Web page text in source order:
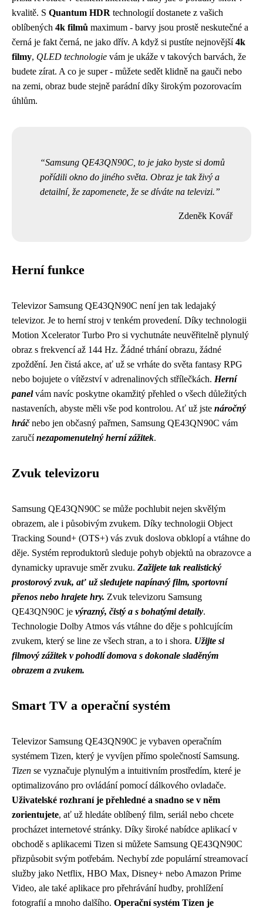
kvalitě. S Quantum HDR technologií dostanete z vašich
oblíbených 4k filmů maximum - barvy jsou prostě neskutečné a
černá je fakt černá, ne jako dřív. A když si pustíte nejnovější4k
filmy, QLED technologie vám je ukáže v takových barvách, že
budete zírat. A co je super - můžete sedět klidně na gauči nebo
na zemi, obraz bude stejně parádní díky širokým pozorovacím
úhlům.
Samsung QE43QN90C, to je jako byste si domů
pořídili okno do jiného světa. Obraz je tak živý a
detailní, že zapomenete, že se díváte na televizi.
Zdeněk Kovář
Herní funkce
Televizor Samsung QE43QN90C není jen tak ledajaký
televizor. Je to herní stroj v tenkém provedení. Díky technologii
Motion Xcelerator Turbo Pro si vychutnáte neuvěřitelně plynulý
obraz s frekvencí až 144 Hz. Žádné trhání obrazu, žádné
zpoždění. Jen čistá akce, ať už se vrháte do světa fantasy RPG
nebo bojujete o vítězství v adrenalinových střílečkách. Herní
panelvám navíc poskytne okamžitý přehled o všech důležitých
nastaveních, abyste měli vše pod kontrolou. Ať už jste náročný
hráčnebo jen občasný pařmen, Samsung QE43QN90C vám
zaručínezapomenutelný herní zážitek.
Zvuk televizoru
Samsung QE43QN90C se může pochlubit nejen skvělým
obrazem, ale i působivým zvukem. Díky technologii Object
Tracking Sound+ (OTS+) vás zvuk doslova obklopí a vtáhne do
děje. Systém reproduktorů sleduje pohyb objektů na obrazovce a
dynamicky upravuje směr zvuku. Zažijete tak realistický
prostorový zvuk, ať už sledujete napínavý film, sportovní
přenos nebo hrajete hry. Zvuk televizoru Samsung
QE43QN90C je výrazný, čistý a s bohatými detaily.
Technologie Dolby Atmos vás vtáhne do děje s pohlcujícím
zvukem, který se line ze všech stran, a to i shora. Užijte si
filmový zážitek v pohodlí domova s dokonale sladěným
obrazem a zvukem.
Smart TV a operační systém
Televizor Samsung QE43QN90C je vybaven operačním
systémem Tizen, který je vyvíjen přímo společností Samsung.
Tizen se vyznačuje plynulým a intuitivním prostředím, které je
optimalizováno pro ovládání pomocí dálkového ovladače.
Uživatelské rozhraní je přehledné a snadno se v něm
zorientujete, ať už hledáte oblíbený film, seriál nebo chcete
procházet internetové stránky. Díky široké nabídce aplikací v
obchodě s aplikacemi Tizen si můžete Samsung QE43QN90C
přizpůsobit svým potřebám. Nechybí zde populární streamovací
služby jako Netflix, HBO Max, Disney+ nebo Amazon Prime
Video, ale také aplikace pro přehrávání hudby, prohlížení
fotografií a mnoho dalšího. Operační systém Tizen je